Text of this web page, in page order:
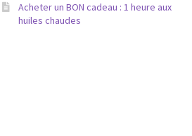
Acheter un BON cadeau : 1 heure aux
huiles chaudes